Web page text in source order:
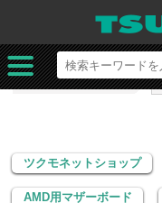
ツクモネットショップ
AMD用マザーボード
ツクモネットショップ
AMD用マザーボード